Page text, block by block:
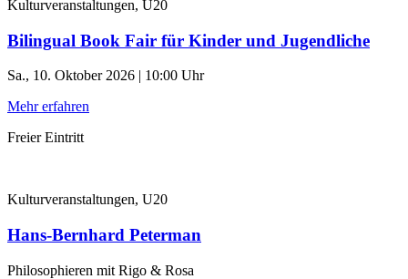
Kulturveranstaltungen, U20
Bilingual Book Fair für Kinder und Jugendliche
Sa., 10. Oktober 2026 | 10:00 Uhr
Mehr erfahren
Freier Eintritt
Kulturveranstaltungen, U20
Hans-Bernhard Peterman
Philosophieren mit Rigo & Rosa